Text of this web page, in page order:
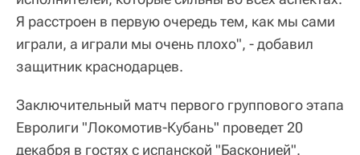
Я расстроен в первую очередь тем, как мы сами
играли, а играли мы очень плохо", - добавил
защитник краснодарцев.
Заключительный матч первого группового этапа
Евролиги "Локомотив-Кубань" проведет 20
декабря в гостях с испанской "Басконией".